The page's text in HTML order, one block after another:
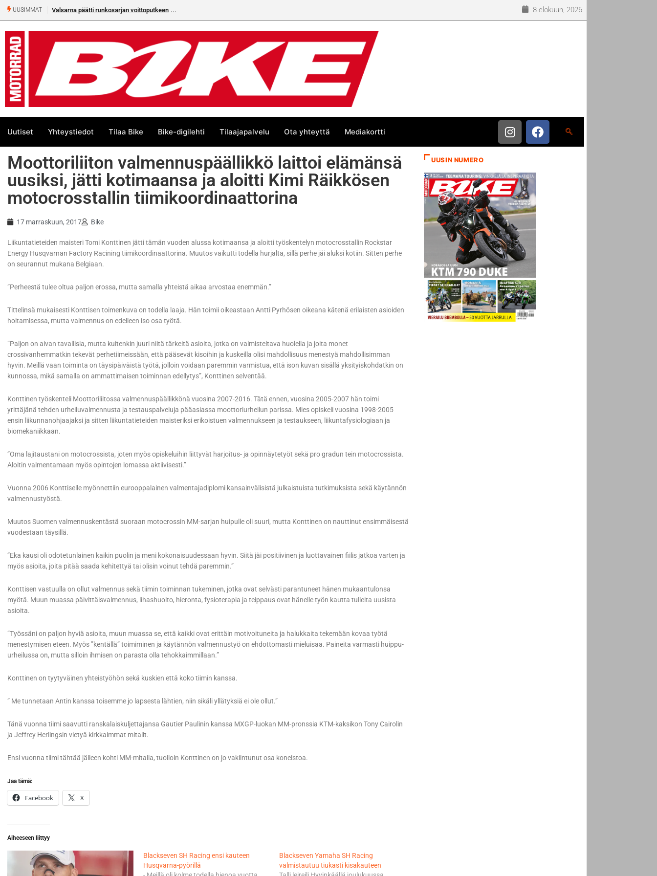
UUSIMMAT Valsarna päätti runkosarjan voittoputkeen 8 elokuun, 2026
Uutiset Yhteystiedot Tilaa Bike Bike-digilehti Tilaajapalvelu Ota yhteyttä Mediakortti
Moottoriliiton valmennuspäällikkö laittoi elämänsä
uusiksi, jätti kotimaansa ja aloitti Kimi Räikkösen
motocrosstallin tiimikoordinaattorina
17 marraskuun, 2017 Bike
Liikuntatieteiden maisteri Tomi Konttinen jätti tämän vuoden alussa kotimaansa ja aloitti työskentelyn motocrosstallin Rockstar
Energy Husqvarnan Factory Racining tiimikoordinaattorina. Muutos vaikutti todella hurjalta, sillä perhe jäi aluksi kotiin. Sitten perhe
on seurannut mukana Belgiaan.
”Perheestä tulee oltua paljon erossa, mutta samalla yhteistä aikaa arvostaa enemmän.”
Tittelinsä mukaisesti Konttisen toimenkuva on todella laaja. Hän toimii oikeastaan Antti Pyrhösen oikeana kätenä erilaisten asioiden
hoitamisessa, mutta valmennus on edelleen iso osa työtä.
”Paljon on aivan tavallisia, mutta kuitenkin juuri niitä tärkeitä asioita, jotka on valmisteltava huolella ja joita monet
crossivanhemmatkin tekevät perhetiimeissään, että pääsevät kisoihin ja kuskeilla olisi mahdollisuus menestyä mahdollisimman
hyvin. Meillä vaan toiminta on täysipäiväistä työtä, jolloin voidaan paremmin varmistua, että ison kuvan sisällä yksityiskohdatkin on
kunnossa, mikä samalla on ammattimaisen toiminnan edellytys”, Konttinen selventää.
Konttinen työskenteli Moottoriliitossa valmennuspäällikkönä vuosina 2007-2016. Tätä ennen, vuosina 2005-2007 hän toimi
yrittäjänä tehden urheiluvalmennusta ja testauspalveluja pääasiassa moottoriurheilun parissa. Mies opiskeli vuosina 1998-2005
ensin liikunnanohjaajaksi ja sitten liikuntatieteiden maisteriksi erikoistuen valmennukseen ja testaukseen, liikuntafysiologiaan ja
biomekaniikkaan.
”Oma lajitaustani on motocrossista, joten myös opiskeluihin liittyvät harjoitus- ja opinnäytetyöt sekä pro gradun tein motocrossista.
Aloitin valmentamaan myös opintojen lomassa aktiivisesti.”
Vuonna 2006 Konttiselle myönnettiin eurooppalainen valmentajadiplomi kansainvälisistä julkaistuista tutkimuksista sekä käytännön
valmennustyöstä.
Muutos Suomen valmennuskentästä suoraan motocrossin MM-sarjan huipulle oli suuri, mutta Konttinen on nauttinut ensimmäisestä
vuodestaan täysillä.
”Eka kausi oli odotetunlainen kaikin puolin ja meni kokonaisuudessaan hyvin. Siitä jäi positiivinen ja luottavainen fiilis jatkoa varten ja
myös asioita, joita pitää saada kehitettyä tai olisin voinut tehdä paremmin.”
Konttisen vastuulla on ollut valmennus sekä tiimin toiminnan tukeminen, jotka ovat selvästi parantuneet hänen mukaantulonsa
myötä. Muun muassa päivittäisvalmennus, lihashuolto, hieronta, fysioterapia ja teippaus ovat hänelle työn kautta tulleita uusista
asioita.
”Työssäni on paljon hyviä asioita, muun muassa se, että kaikki ovat erittäin motivoituneita ja halukkaita tekemään kovaa työtä
menestymisen eteen. Myös ”kentällä” toimiminen ja käytännön valmennustyö on ehdottomasti mieluisaa. Paineita varmasti huippu-
urheilussa on, mutta silloin ihmisen on parasta olla tehokkaimmillaan.”
Konttinen on tyytyväinen yhteistyöhön sekä kuskien että koko tiimin kanssa.
” Me tunnetaan Antin kanssa toisemme jo lapsesta lähtien, niin sikäli yllätyksiä ei ole ollut.”
Tänä vuonna tiimi saavutti ranskalaiskuljettajansa Gautier Paulinin kanssa MXGP-luokan MM-pronssia KTM-kaksikon Tony Cairolin
ja Jeffrey Herlingsin vietyä kirkkaimmat mitalit.
Ensi vuonna tiimi tähtää jälleen kohti MM-mitalia, tuolloin Konttinen on jo vakiintunut osa koneistoa.
Jaa tämä:
Facebook X
Aiheeseen liittyy
Blackseven SH Racing ensi kauteen
Husqvarna-pyörillä
Blackseven Yamaha SH Racing
valmistautuu tiukasti kisakauteen
UUSIN NUMERO